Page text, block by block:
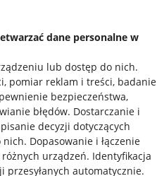
dane personalne w
lub dostęp do nich.
pomiar reklam i treści, badanie
bezpieczeństwa,
błędów. Dostarczanie i
decyzji dotyczących
nich. Dopasowanie i łączenie
różnych urządzeń. Identyfikacja
automatycznie.